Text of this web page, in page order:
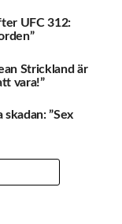
UFC 312:
Strickland är
vara!”
”Sex